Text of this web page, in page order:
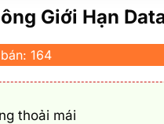
Giới Hạn
164
thoải mái